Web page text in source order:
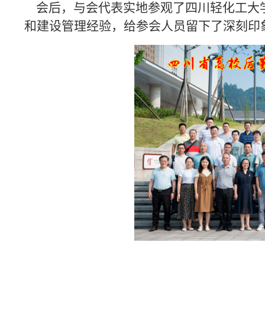
会后，与会代表实地参观了四川轻化工大
和建设管理经验，给参会人员留下了深刻印